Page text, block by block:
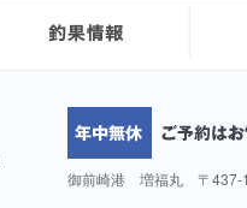
御前崎港 増福丸 〒437-